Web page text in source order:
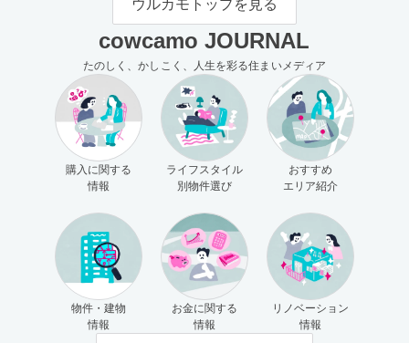
ウルカモトップを見る
cowcamo JOURNAL
たのしく、かしこく、人生を彩る住まいメディア
購入に関する
情報
ライフスタイル
別物件選び
おすすめ
エリア紹介
物件・建物
情報
お金に関する
情報
リノベーション
情報